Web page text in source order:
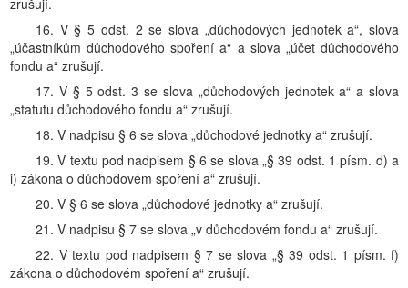
zrušují.
16. V § 5 odst. 2 se slova „důchodových jednotek a“, slova
„účastníkům důchodového spoření a“ a slova „účet důchodového
fondu a“ zrušují.
17. V § 5 odst. 3 se slova „důchodových jednotek a“ a slova
„statutu důchodového fondu a“ zrušují.
18. V nadpisu § 6 se slova „důchodové jednotky a“ zrušují.
19. V textu pod nadpisem § 6 se slova „§ 39 odst. 1 písm. d) a
i) zákona o důchodovém spoření a“ zrušují.
20. V § 6 se slova „důchodové jednotky a“ zrušují.
21. V nadpisu § 7 se slova „v důchodovém fondu a“ zrušují.
22. V textu pod nadpisem § 7 se slova „§ 39 odst. 1 písm. f)
zákona o důchodovém spoření a“ zrušují.